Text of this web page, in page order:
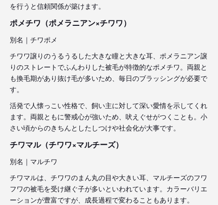
を行うと信頼関係が築けます。
ポメチワ（ポメラニアン×チワワ）
別名｜チワポメ
チワワ譲りのうるうるした大きな瞳と大きな耳、ポメラニアン譲
りのストレートでふんわりした被毛が特徴的なポメチワ。両親と
も換毛期があり抜け毛が多いため、毎日のブラッシングが必要で
す。
活発で人懐っこい性格で、飼い主に対して深い愛情を示してくれ
ます。両親ともに警戒心が強いため、吠えぐせがつくことも。小
さい頃からのきちんとしたしつけや社会化が大事です。
チワマル（チワワ×マルチーズ）
別名｜マルチワ
チワマルは、チワワのまん丸の目や大きい耳、マルチーズのフワ
フワの被毛を受け継ぐ子が多いといわれています。カラーバリエ
ーションが豊富ですが、成長過程で変わることもあります。